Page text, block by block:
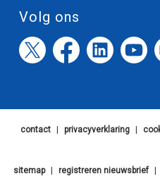
Volg ons
contact privacyverklaring
sitemap registreren nieuwsbrief